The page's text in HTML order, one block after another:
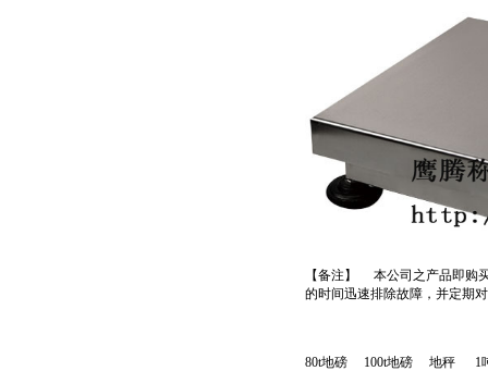
【备注】 本公司之产品即购
的时间迅速排除故障，并定期
80t地磅 100t地磅 地秤 1